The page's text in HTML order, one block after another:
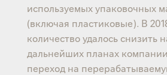
используемых упаковочных
(включая пластиковые). В
количество удалось снизить
дальнейших планах
переход на